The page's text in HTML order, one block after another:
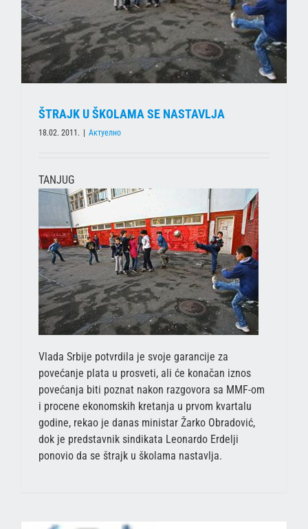
ŠTRAJK U ŠKOLAMA SE NASTAVLJA
18.02. 2011. Актуелно
TANJUG
Vlada Srbije potvrdila je svoje garancije za
povećanje plata u prosveti, ali će konačan iznos
povećanja biti poznat nakon razgovora sa MMF-om
i procene ekonomskih kretanja u prvom kvartalu
godine, rekao je danas ministar Žarko Obradović,
dok je predstavnik sindikata Leonardo Erdelji
ponovio da se štrajk u školama nastavlja.